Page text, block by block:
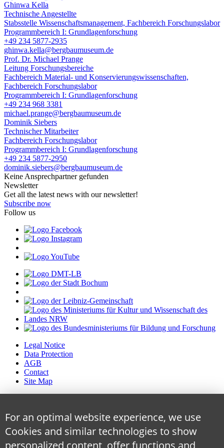
Ghinwa Kella
Technische Angestellte
Stabsstelle Wissenschaftsmanagement, Fachbereich Forschungslabor
Programmbereich I: Grundlagenforschung
+49 234 5877-2935
ghinwa.kella@bergbaumuseum.de
Prof. Dr. Michael Prange
Leitung Forschungsbereiche
Fachbereich Material- und Konservierungswissenschaften,
Fachbereich Forschungslabor
Programmbereich I: Grundlagenforschung
+49 234 968 3381
michael.prange@bergbaumuseum.de
Dominik Siebers
Technischer Mitarbeiter
Fachbereich Forschungslabor
Programmbereich I: Grundlagenforschung
+49 234 5877-2950
dominik.siebers@bergbaumuseum.de
Keine Ansprechpartner gefunden
Newsletter
Get all the latest news with our newsletter!
Subscribe now
Follow us
Legal Notice
Data Protection
AGB
Contact
Site Map
For an optimal website experience, we use
Cookies and similar technologies to show
personalized content, offer functions and